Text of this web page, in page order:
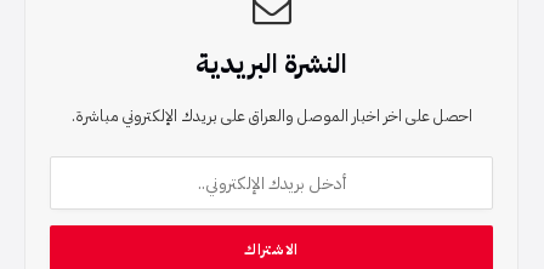
النشرة البريدية
احصل على اخر اخبار الموصل والعراق على بريدك الإلكتروني مباشرة.